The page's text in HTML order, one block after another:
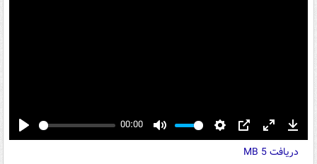
Play
00:00
Mute Settings
PIP Enter
fullscreen
دریافت5 MB